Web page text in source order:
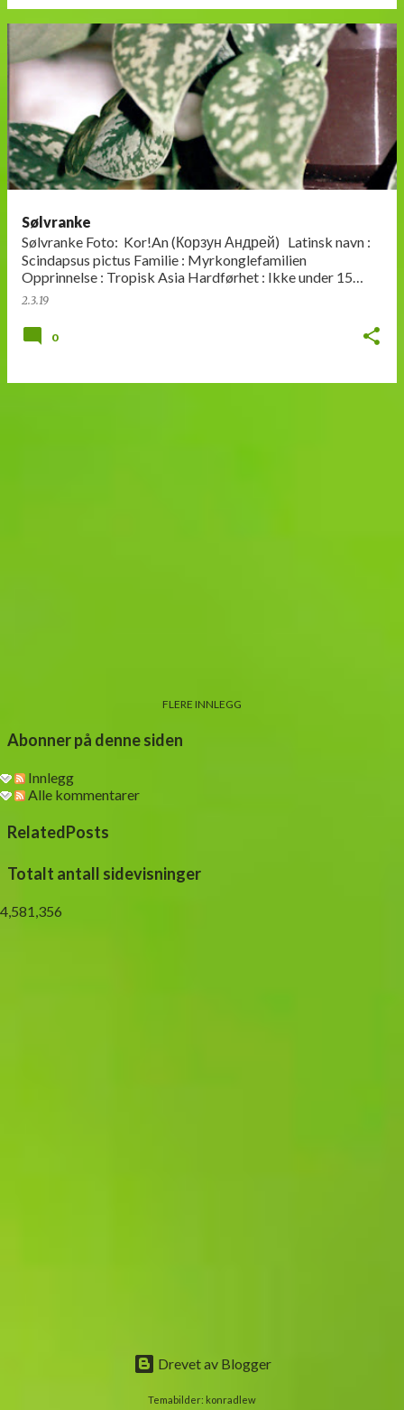
Sølvranke
Sølvranke Foto: Kor!An (Корзун Андрей) Latinsk navn :
Scindapsus pictus Familie : Myrkonglefamilien
Opprinnelse : Tropisk Asia Hardførhet : Ikke under 15
2.3.19
0
FLERE INNLEGG
Abonner på denne siden
Innlegg
Alle kommentarer
RelatedPosts
Totalt antall sidevisninger
4,581,356
Drevet av Blogger
Temabilder: konradlew